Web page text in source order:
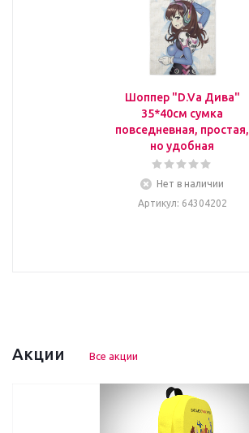
Шоппер "D.Va Дива"
35*40см сумка
повседневная, простая,
но удобная
Нет в наличии
Артикул: 64304202
Акции Все акции